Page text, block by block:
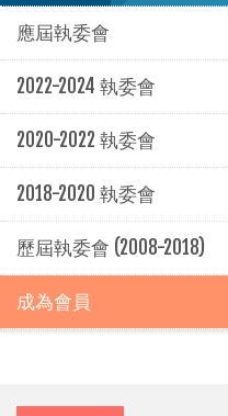
應屆執委會
2022-2024 執委會
2020-2022 執委會
2018-2020 執委會
歷屆執委會 (2008-2018)
成為會員